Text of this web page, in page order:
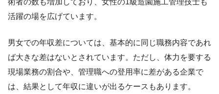
術者の数も増加しており、女性の1級造園施工管理技士も
活躍の場を広げています。
男女での年収差については、基本的に同じ職務内容であれ
ば大きな差はないとされています。ただし、体力を要する
現場業務の割合や、管理職への登用率に差がある企業で
は、結果として年収に違いが出るケースもあります。